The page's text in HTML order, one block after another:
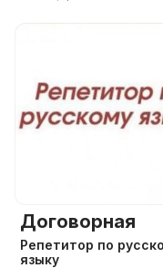
Договорная
Репетитор по
языку